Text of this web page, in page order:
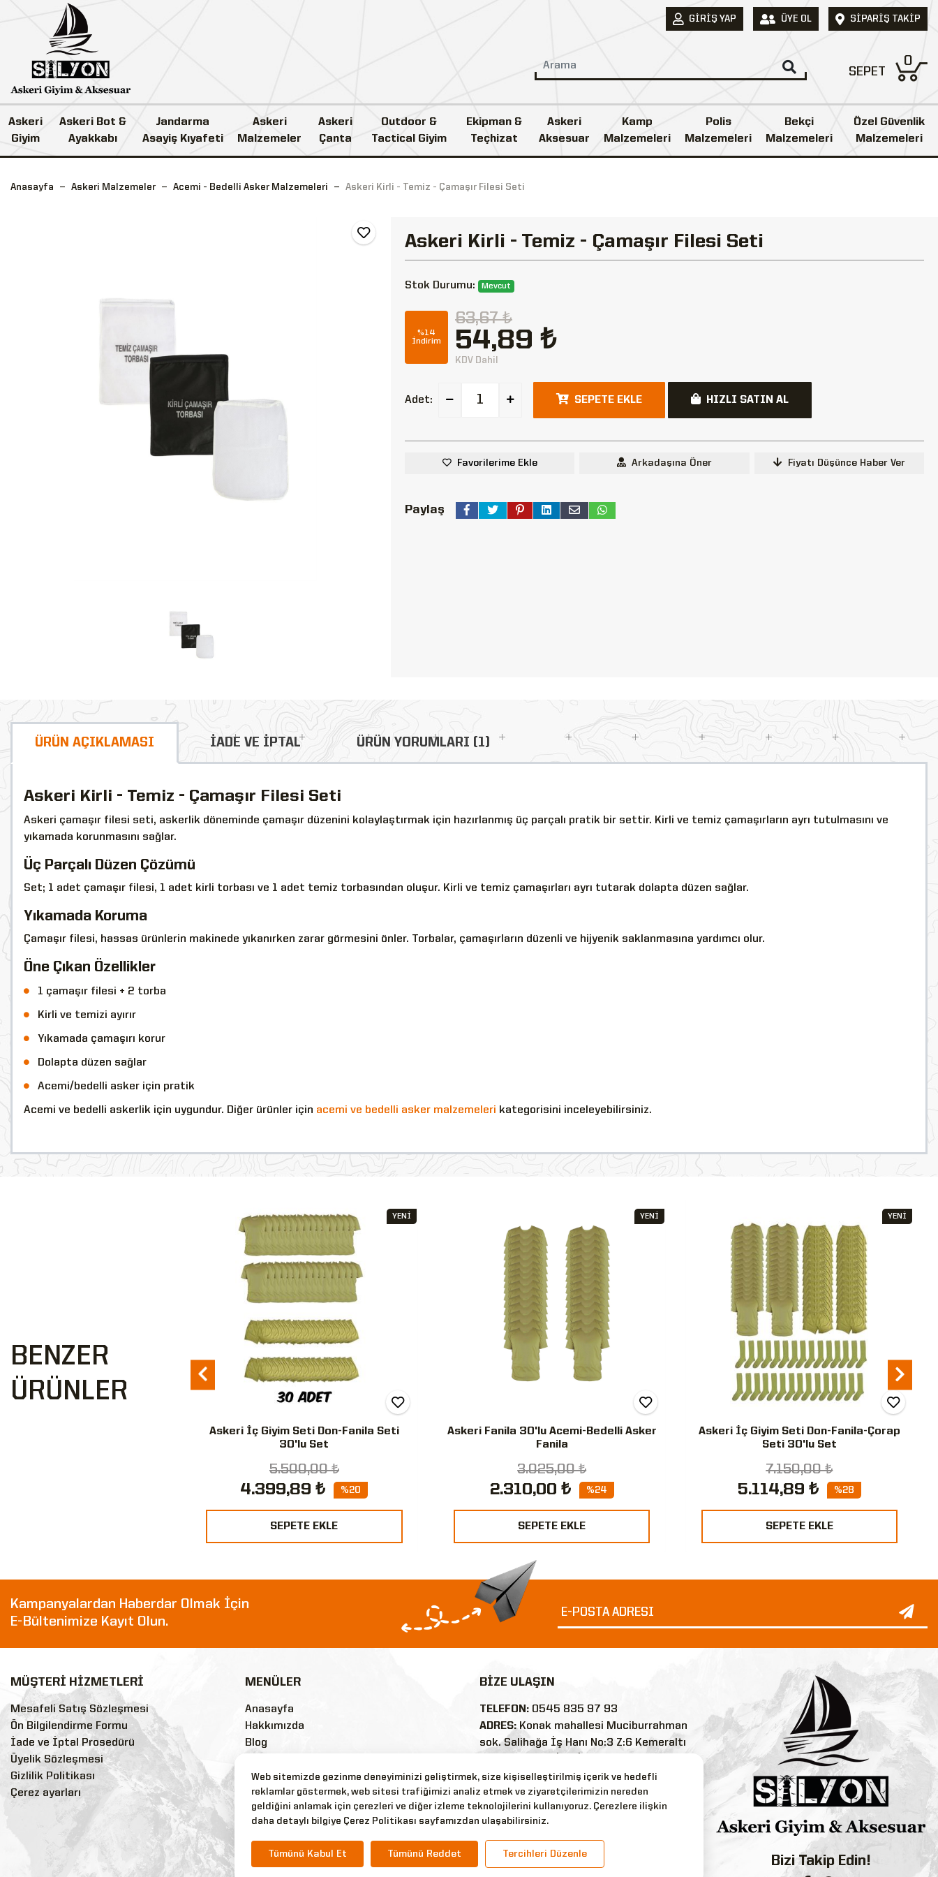
Web sitemizde gezinme deneyiminizi geliştirmek, size kişiselleştirilmiş içerik ve hedefli
reklamlar göstermek, web sitesi trafiğimizi analiz etmek ve ziyaretçilerimizin nereden
geldiğini anlamak için çerezleri ve diğer izleme teknolojilerini kullanıyoruz. Çerezlere ilişkin
daha detaylı bilgiye Çerez Politikası sayfamızdan ulaşabilirsiniz.
Tümünü Kabul Et Tümünü Reddet Tercihleri Düzenle
GIRIŞ YAP ÜYE OL SIPARIŞ TAKIP
SEPET
0
Askeri
Giyim
Askeri Bot &
Ayakkabı
Jandarma
Asayiş Kıyafeti
Askeri
Malzemeler
Askeri
Çanta
Outdoor &
Tactical Giyim
Ekipman &
Teçhizat
Askeri
Aksesuar
Kamp
Malzemeleri
Polis
Malzemeleri
Bekçi
Malzemeleri
Özel Güvenlik
Malzemeleri
Anasayfa Askeri Malzemeler Acemi - Bedelli Asker Malzemeleri Askeri Kirli - Temiz - Çamaşır Filesi Seti
Askeri Kirli - Temiz - Çamaşır Filesi Seti
Stok Durumu: Mevcut
%14
İndirim
63,67 ₺
54,89 ₺
KDV Dahil
Adet: SEPETE EKLE HIZLI SATIN AL
Favorilerime Ekle Arkadaşına Öner Fiyatı Düşünce Haber Ver
Paylaş
ÜRÜN AÇIKLAMASI İADE VE İPTAL ÜRÜN YORUMLARI (1)
Askeri Kirli - Temiz - Çamaşır Filesi Seti
Askeri çamaşır filesi seti, askerlik döneminde çamaşır düzenini kolaylaştırmak için hazırlanmış üç parçalı pratik bir settir. Kirli ve temiz çamaşırların ayrı tutulmasını ve
yıkamada korunmasını sağlar.
Üç Parçalı Düzen Çözümü
Set; 1 adet çamaşır filesi, 1 adet kirli torbası ve 1 adet temiz torbasından oluşur. Kirli ve temiz çamaşırları ayrı tutarak dolapta düzen sağlar.
Yıkamada Koruma
Çamaşır filesi, hassas ürünlerin makinede yıkanırken zarar görmesini önler. Torbalar, çamaşırların düzenli ve hijyenik saklanmasına yardımcı olur.
Öne Çıkan Özellikler
1 çamaşır filesi + 2 torba
Kirli ve temizi ayırır
Yıkamada çamaşırı korur
Dolapta düzen sağlar
Acemi/bedelli asker için pratik
Acemi ve bedelli askerlik için uygundur. Diğer ürünler için acemi ve bedelli asker malzemeleri kategorisini inceleyebilirsiniz.
BENZER
ÜRÜNLER
Askeri İç Giyim Seti Don-Fanila Seti
30'lu Set
5.500,00 ₺
4.399,89 ₺ %20
SEPETE EKLE
YENİ
Askeri Fanila 30'lu Acemi-Bedelli Asker
Fanila
3.025,00 ₺
2.310,00 ₺ %24
SEPETE EKLE
YENİ
Askeri İç Giyim Seti Don-Fanila-Çorap
Seti 30'lu Set
7.150,00 ₺
5.114,89 ₺ %28
SEPETE EKLE
YENİ
Kampanyalardan Haberdar Olmak İçin
E-Bültenimize Kayıt Olun.
MÜŞTERİ HİZMETLERİ
Mesafeli Satış Sözleşmesi
Ön Bilgilendirme Formu
İade ve İptal Prosedürü
Üyelik Sözleşmesi
Gizlilik Politikası
Çerez ayarları
MENÜLER
Anasayfa
Hakkımızda
Blog
Markalar
İndirimli Ürünler
Yeni Ürünler
Tüm Ürünler
İletişim
BİZE ULAŞIN
TELEFON: 0545 835 97 93
ADRES:Konak mahallesi Muciburrahman
sok. Salihağa İş Hanı No:3 Z:6 Kemeraltı
E-POSTA:
silyonaskerigiyim@outlook.com
WHATSAPP: 0545 835 97 93
Bizi Takip Edin!